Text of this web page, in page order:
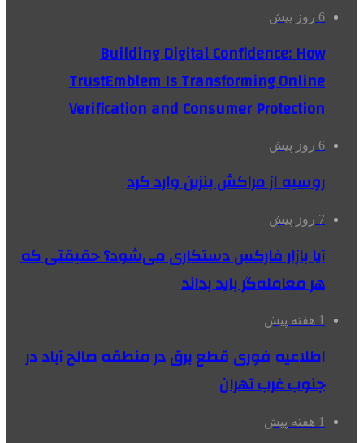
6 روز پیش
Building Digital Confidence: How
TrustEmblem Is Transforming Online
Verification and Consumer Protection
6 روز پیش
روسیه از مراکش بنزین وارد کرد
7 روز پیش
آیا بازار فارکس دستکاری می‌شود؟ حقیقتی که
هر معامله‌گر باید بداند
1 هفته پیش
اطلاعیه فوری قطع برق در منطقه صالح آباد در
جنوب غرب تهران
1 هفته پیش